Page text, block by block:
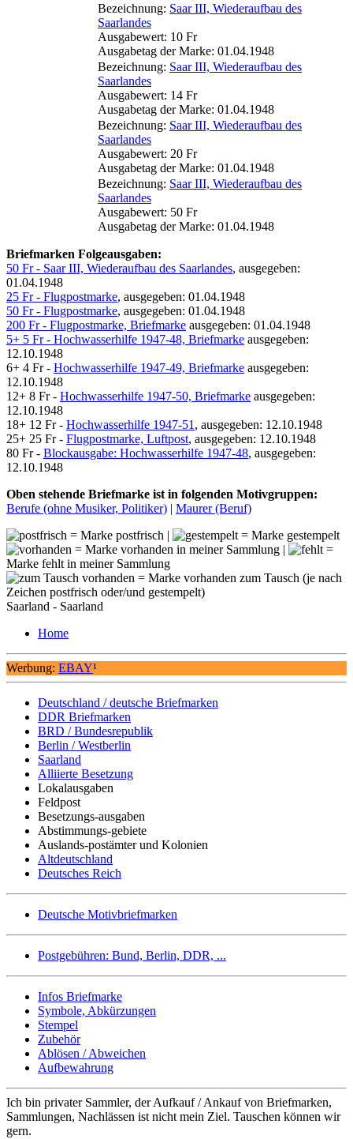
Bezeichnung: Saar III, Wiederaufbau des
Saarlandes
Ausgabewert: 10 Fr
Ausgabetag der Marke: 01.04.1948
Bezeichnung: Saar III, Wiederaufbau des
Saarlandes
Ausgabewert: 14 Fr
Ausgabetag der Marke: 01.04.1948
Bezeichnung: Saar III, Wiederaufbau des
Saarlandes
Ausgabewert: 20 Fr
Ausgabetag der Marke: 01.04.1948
Bezeichnung: Saar III, Wiederaufbau des
Saarlandes
Ausgabewert: 50 Fr
Ausgabetag der Marke: 01.04.1948
Briefmarken Folgeausgaben:
50 Fr - Saar III, Wiederaufbau des Saarlandes, ausgegeben:
01.04.1948
25 Fr - Flugpostmarke, ausgegeben: 01.04.1948
50 Fr - Flugpostmarke, ausgegeben: 01.04.1948
200 Fr - Flugpostmarke, Briefmarke ausgegeben: 01.04.1948
5+ 5 Fr - Hochwasserhilfe 1947-48, Briefmarke ausgegeben:
12.10.1948
6+ 4 Fr - Hochwasserhilfe 1947-49, Briefmarke ausgegeben:
12.10.1948
12+ 8 Fr - Hochwasserhilfe 1947-50, Briefmarke ausgegeben:
12.10.1948
18+ 12 Fr - Hochwasserhilfe 1947-51 , ausgegeben: 12.10.1948
25+ 25 Fr - Flugpostmarke, Luftpost, ausgegeben: 12.10.1948
80 Fr - Blockausgabe: Hochwasserhilfe 1947-48, ausgegeben:
12.10.1948
Oben stehende Briefmarke ist in folgenden Motivgruppen:
Berufe (ohne Musiker, Politiker) | Maurer (Beruf)
= Marke postfrisch |
= Marke gestempelt
= Marke vorhanden in meiner Sammlung |
=
Marke fehlt in meiner Sammlung
= Marke vorhanden zum Tausch (je nach
Zeichen postfrisch oder/und gestempelt)
Saarland - Saarland
Home
Werbung: EBAY¹
Deutschland / deutsche Briefmarken
DDR Briefmarken
BRD / Bundesrepublik
Berlin / Westberlin
Saarland
Alliierte Besetzung
Lokalausgaben
Feldpost
Besetzungs-ausgaben
Abstimmungs-gebiete
Auslands-postämter und Kolonien
Altdeutschland
Deutsches Reich
Deutsche Motivbriefmarken
Postgebühren: Bund, Berlin, DDR, ...
Infos Briefmarke
Symbole, Abkürzungen
Stempel
Zubehör
Ablösen / Abweichen
Aufbewahrung
Ich bin privater Sammler, der Aufkauf / Ankauf von Briefmarken,
Sammlungen, Nachlässen ist nicht mein Ziel. Tauschen können wir
gern.